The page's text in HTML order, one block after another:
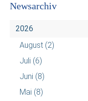
Newsarchiv
2026
August (2)
Juli (6)
Juni (8)
Mai (8)